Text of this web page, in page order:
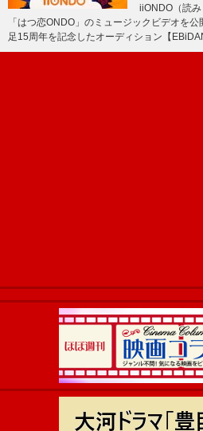
iiONDO（読
「はつ恋ONDO」のミュージックビデオを
足15周年を記念したオーディション【